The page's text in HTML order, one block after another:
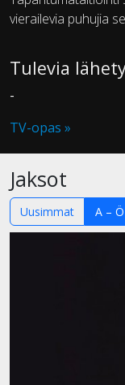
vierailevia puhujia
Tulevia
-
TV-opas »
Jaksot
Uusimmat A – Ö